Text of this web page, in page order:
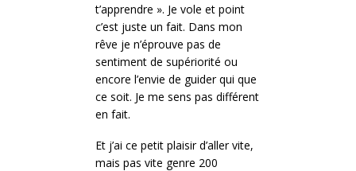
t’apprendre ». Je vole et point
c’est juste un fait. Dans mon
rêve je n’éprouve pas de
sentiment de supériorité ou
encore l’envie de guider qui que
ce soit. Je me sens pas différent
en fait.
Et j’ai ce petit plaisir d’aller vite,
mais pas vite genre 200